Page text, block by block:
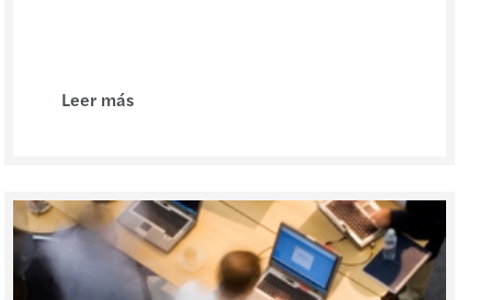
del ISLR
Leer más